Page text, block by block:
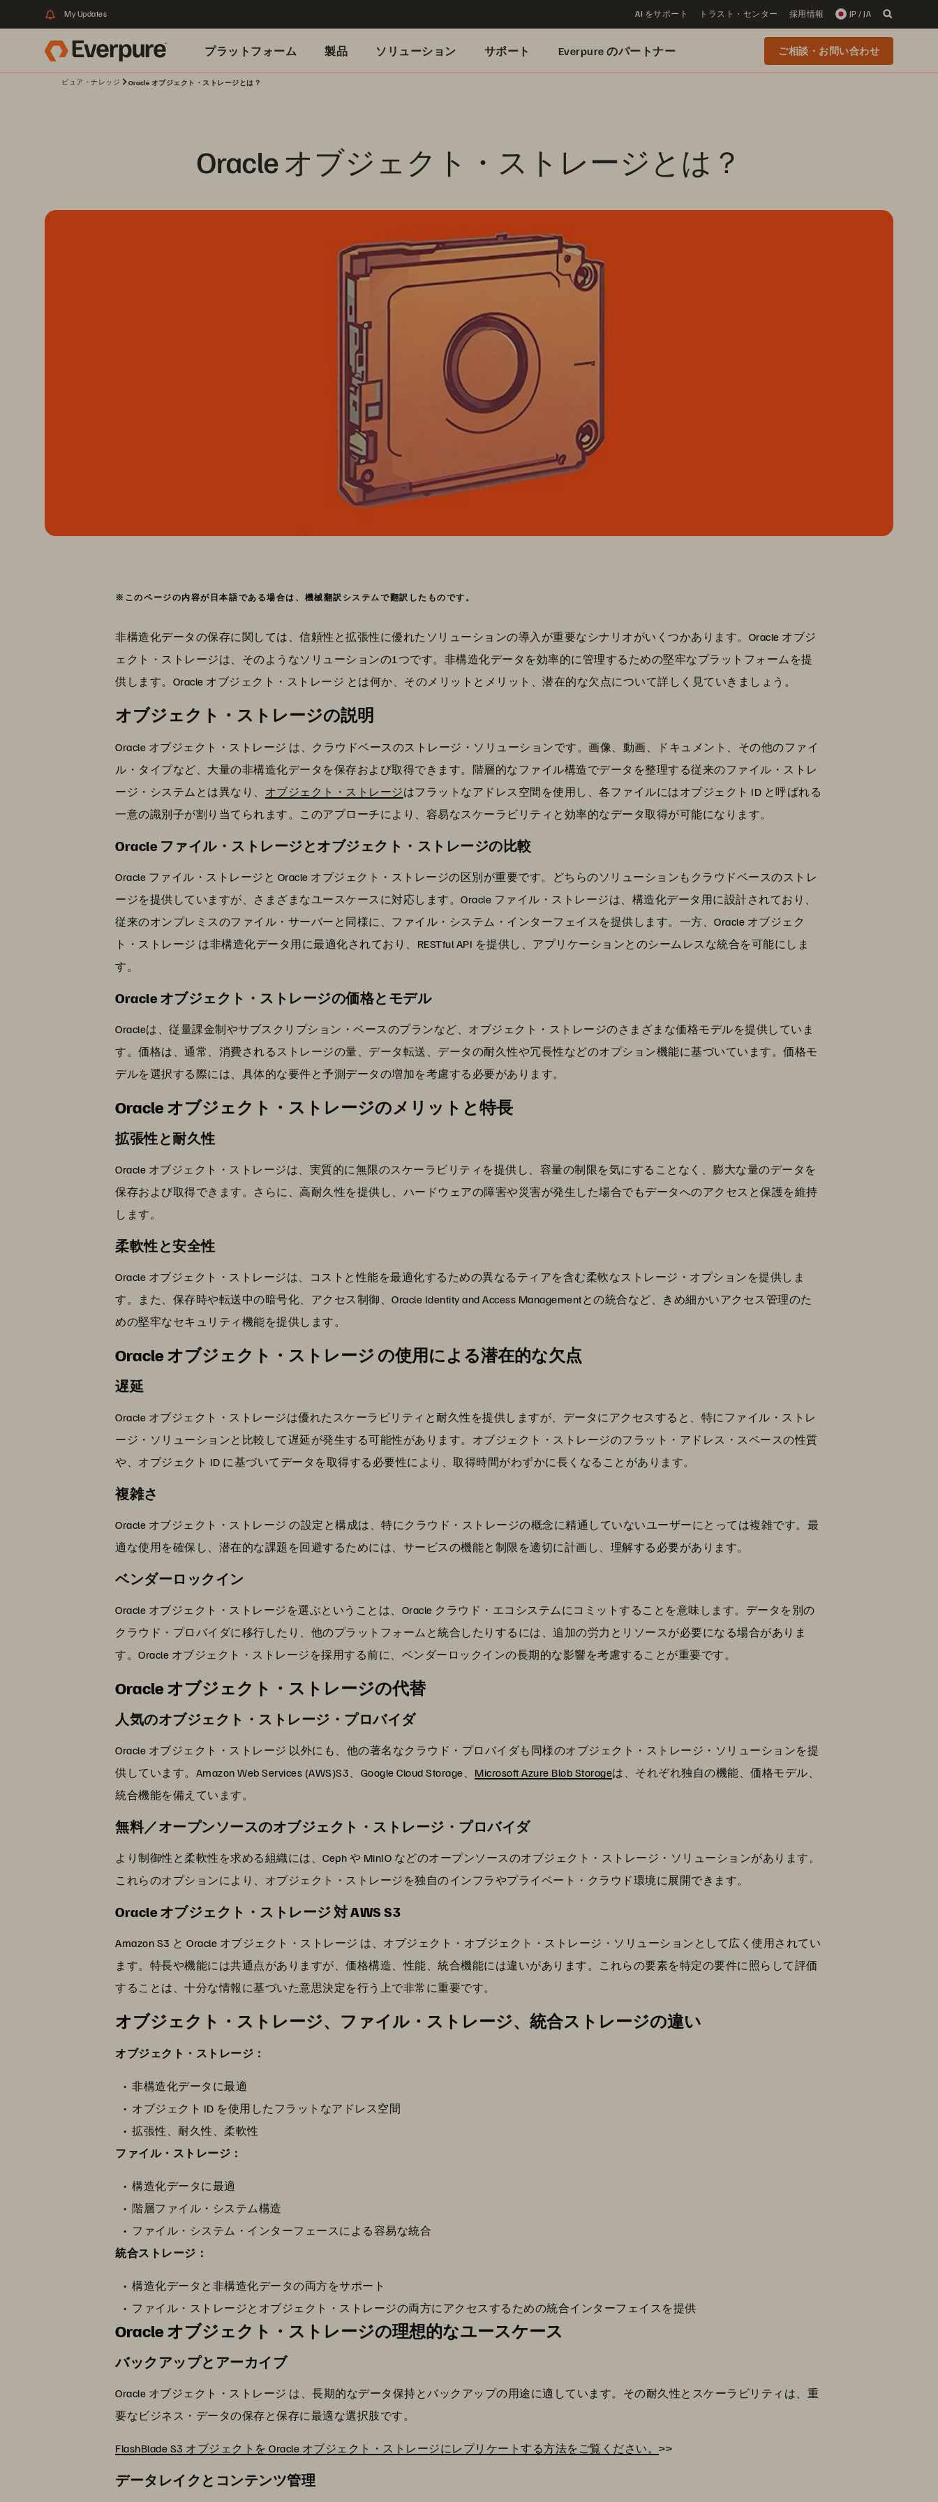
My Updates AI をサポート トラスト・センター 採用情報 JP / JA
プラットフォーム 製品 ソリューション サポート Everpure のパートナー ご相談・お問い合わせ
ピュア・ナレッジ Oracle オブジェクト・ストレージとは？
Oracle オブジェクト・ストレージとは？
※このページの内容が日本語である場合は、機械翻訳システムで翻訳したものです。
非構造化データの保存に関しては、信頼性と拡張性に優れたソリューションの導入が重要なシナリオがいくつかあります。Oracle オブジ
ェクト・ストレージは、そのようなソリューションの1つです。非構造化データを効率的に管理するための堅牢なプラットフォームを提
供します。Oracle オブジェクト・ストレージ とは何か、そのメリットとメリット、潜在的な欠点について詳しく見ていきましょう。
オブジェクト・ストレージの説明
Oracle オブジェクト・ストレージ は、クラウドベースのストレージ・ソリューションです。画像、動画、ドキュメント、その他のファイ
ル・タイプなど、大量の非構造化データを保存および取得できます。階層的なファイル構造でデータを整理する従来のファイル・ストレ
ージ・システムとは異なり、 オブジェクト・ストレージはフラットなアドレス空間を使用し、各ファイルにはオブジェクト ID と呼ばれる
一意の識別子が割り当てられます。このアプローチにより、容易なスケーラビリティと効率的なデータ取得が可能になります。
Oracle ファイル・ストレージとオブジェクト・ストレージの比較
Oracle ファイル・ストレージと Oracle オブジェクト・ストレージの区別が重要です。どちらのソリューションもクラウドベースのストレ
ージを提供していますが、さまざまなユースケースに対応します。Oracle ファイル・ストレージは、構造化データ用に設計されており、
従来のオンプレミスのファイル・サーバーと同様に、ファイル・システム・インターフェイスを提供します。一方、Oracle オブジェク
ト・ストレージ は非構造化データ用に最適化されており、RESTful API を提供し、アプリケーションとのシームレスな統合を可能にしま
す。
Oracle オブジェクト・ストレージの価格とモデル
Oracleは、従量課金制やサブスクリプション・ベースのプランなど、オブジェクト・ストレージのさまざまな価格モデルを提供していま
す。価格は、通常、消費されるストレージの量、データ転送、データの耐久性や冗長性などのオプション機能に基づいています。価格モ
デルを選択する際には、具体的な要件と予測データの増加を考慮する必要があります。
Oracle オブジェクト・ストレージのメリットと特長
拡張性と耐久性
Oracle オブジェクト・ストレージは、実質的に無限のスケーラビリティを提供し、容量の制限を気にすることなく、膨大な量のデータを
保存および取得できます。さらに、高耐久性を提供し、ハードウェアの障害や災害が発生した場合でもデータへのアクセスと保護を維持
します。
柔軟性と安全性
Oracle オブジェクト・ストレージは、コストと性能を最適化するための異なるティアを含む柔軟なストレージ・オプションを提供しま
す。また、保存時や転送中の暗号化、アクセス制御、Oracle Identity and Access Managementとの統合など、きめ細かいアクセス管理のた
めの堅牢なセキュリティ機能を提供します。
Oracle オブジェクト・ストレージ の使用による潜在的な欠点
遅延
Oracle オブジェクト・ストレージは優れたスケーラビリティと耐久性を提供しますが、データにアクセスすると、特にファイル・ストレ
ージ・ソリューションと比較して遅延が発生する可能性があります。オブジェクト・ストレージのフラット・アドレス・スペースの性質
や、オブジェクト ID に基づいてデータを取得する必要性により、取得時間がわずかに長くなることがあります。
複雑さ
Oracle オブジェクト・ストレージ の設定と構成は、特にクラウド・ストレージの概念に精通していないユーザーにとっては複雑です。最
適な使用を確保し、潜在的な課題を回避するためには、サービスの機能と制限を適切に計画し、理解する必要があります。
ベンダーロックイン
Oracle オブジェクト・ストレージを選ぶということは、Oracle クラウド・エコシステムにコミットすることを意味します。データを別の
クラウド・プロバイダに移行したり、他のプラットフォームと統合したりするには、追加の労力とリソースが必要になる場合がありま
す。Oracle オブジェクト・ストレージを採用する前に、ベンダーロックインの長期的な影響を考慮することが重要です。
Oracle オブジェクト・ストレージの代替
人気のオブジェクト・ストレージ・プロバイダ
Oracle オブジェクト・ストレージ 以外にも、他の著名なクラウド・プロバイダも同様のオブジェクト・ストレージ・ソリューションを提
供しています。Amazon Web Services (AWS)S3、Google Cloud Storage、 Microsoft Azure Blob Storageは、それぞれ独自の機能、価格モデル、
統合機能を備えています。
無料／オープンソースのオブジェクト・ストレージ・プロバイダ
より制御性と柔軟性を求める組織には、Ceph や MinIO などのオープンソースのオブジェクト・ストレージ・ソリューションがあります。
これらのオプションにより、オブジェクト・ストレージを独自のインフラやプライベート・クラウド環境に展開できます。
Oracle オブジェクト・ストレージ 対 AWS S3
Amazon S3 と Oracle オブジェクト・ストレージ は、オブジェクト・オブジェクト・ストレージ・ソリューションとして広く使用されてい
ます。特長や機能には共通点がありますが、価格構造、性能、統合機能には違いがあります。これらの要素を特定の要件に照らして評価
することは、十分な情報に基づいた意思決定を行う上で非常に重要です。
オブジェクト・ストレージ、ファイル・ストレージ、統合ストレージの違い
オブジェクト・ストレージ：
非構造化データに最適
オブジェクト ID を使用したフラットなアドレス空間
拡張性、耐久性、柔軟性
ファイル・ストレージ：
構造化データに最適
階層ファイル・システム構造
ファイル・システム・インターフェースによる容易な統合
統合ストレージ：
構造化データと非構造化データの両方をサポート
ファイル・ストレージとオブジェクト・ストレージの両方にアクセスするための統合インターフェイスを提供
Oracle オブジェクト・ストレージの理想的なユースケース
バックアップとアーカイブ
Oracle オブジェクト・ストレージ は、長期的なデータ保持とバックアップの用途に適しています。その耐久性とスケーラビリティは、重
要なビジネス・データの保存と保存に最適な選択肢です。
FlashBlade S3 オブジェクトを Oracle オブジェクト・ストレージにレプリケートする方法をご覧ください。>>
データレイクとコンテンツ管理